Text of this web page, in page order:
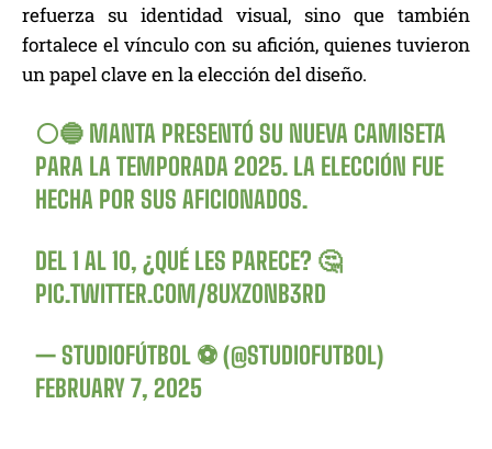
refuerza su identidad visual, sino que también
fortalece el vínculo con su afición, quienes tuvieron
un papel clave en la elección del diseño.
⚪️🔵 MANTA PRESENTÓ SU NUEVA CAMISETA
PARA LA TEMPORADA 2025. LA ELECCIÓN FUE
HECHA POR SUS AFICIONADOS.
DEL 1 AL 10, ¿QUÉ LES PARECE? 🤔
PIC.TWITTER.COM/8UXZ0NB3RD
— STUDIOFÚTBOL ⚽ (@STUDIOFUTBOL)
FEBRUARY 7, 2025